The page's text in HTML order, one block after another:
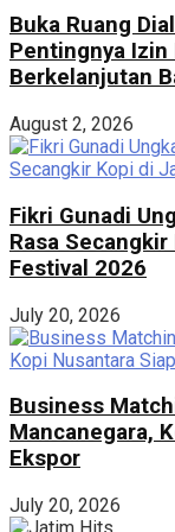
Buka Ruang
Pentingnya Izin
Berkelanjutan
August 2, 2026
Fikri Gunadi
Rasa
Festival 2026
July 20, 2026
Business
Mancanegara,
Ekspor
July 20, 2026